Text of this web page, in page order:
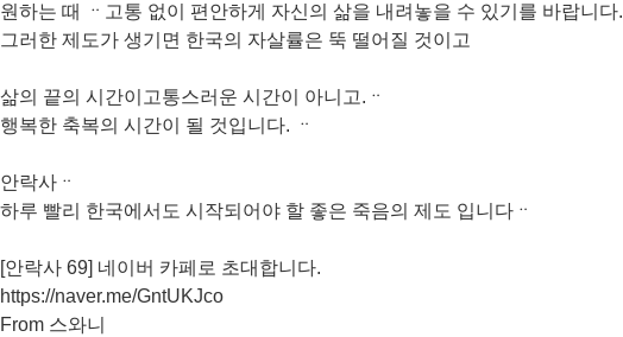
원하는 때 ᆢ고통 없이 편안하게 자신의 삶을 내려놓을 수 있기를 바랍니다.
그러한 제도가 생기면 한국의 자살률은 뚝 떨어질 것이고
삶의 끝의 시간이고통스러운 시간이 아니고.ᆢ
행복한 축복의 시간이 될 것입니다. ᆢ
안락사ᆢ
하루 빨리 한국에서도 시작되어야 할 좋은 죽음의 제도 입니다ᆢ
[안락사 69] 네이버 카페로 초대합니다.
https://naver.me/GntUKJco
From 스와니